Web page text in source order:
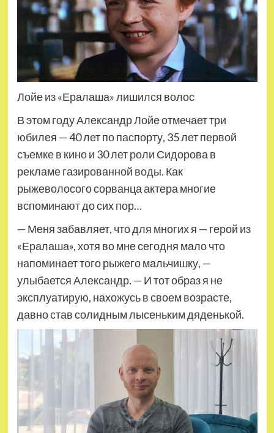
Лойе из «Ералаша» лишился волос
В этом году Александр Лойе отмечает три
юбилея — 40 лет по паспорту, 35 лет первой
съемке в кино и 30 лет роли Сидорова в
рекламе газированной воды. Как
рыжеволосого сорванца актера многие
вспоминают до сих пор…
— Меня забавляет, что для многих я — герой из
«Ералаша», хотя во мне сегодня мало что
напоминает того рыжего мальчишку, —
улыбается Александр. — И тот образ я не
эксплуатирую, нахожусь в своем возрасте,
давно став солидным лысеньким дяденькой.